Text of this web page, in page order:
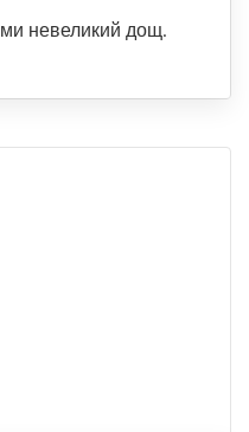
невеликий дощ.